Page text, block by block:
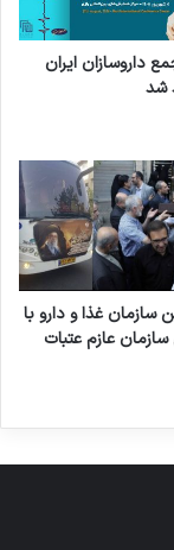
داروسازان ایران
شد
سازمان غذا و دارو با
عازم عتبات